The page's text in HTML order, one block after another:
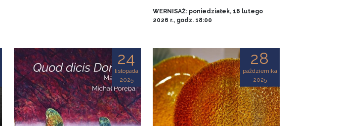
WERNISAŻ: poniedziałek, 16 lutego
2026 r., godz. 18:00
24
listopada
2025
28
października
2025